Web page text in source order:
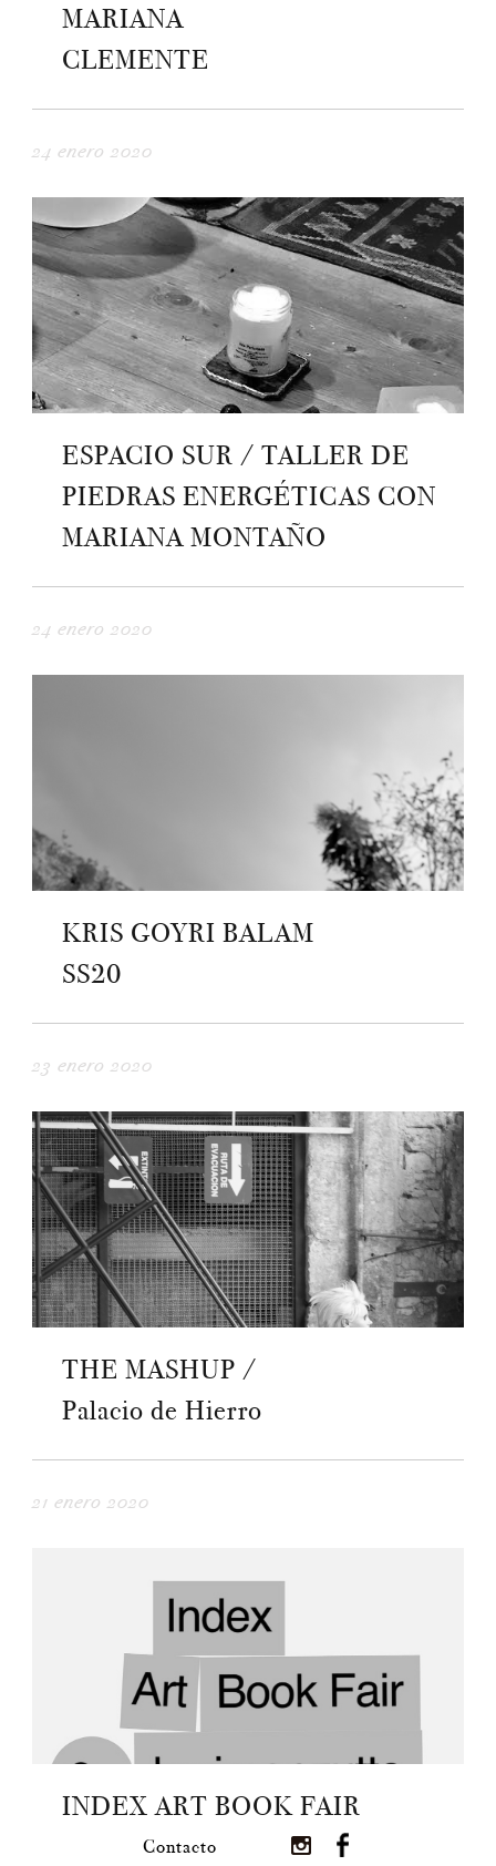
Contacto
MARIANA
CLEMENTE
24 enero 2020
ESPACIO SUR / TALLER DE
PIEDRAS ENERGÉTICAS CON
MARIANA MONTAÑO
24 enero 2020
KRIS GOYRI BALAM
SS20
23 enero 2020
THE MASHUP /
Palacio de Hierro
21 enero 2020
INDEX ART BOOK FAIR